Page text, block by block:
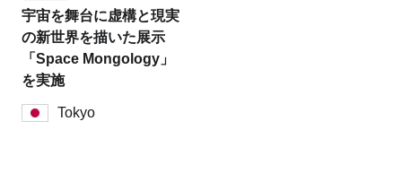
宇宙を舞台に虚構と現実
の新世界を描いた展示
「Space Mongology」
を実施
Tokyo